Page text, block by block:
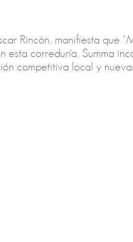
Rincón, manifiesta que
correduría, Summa
competitiva local y